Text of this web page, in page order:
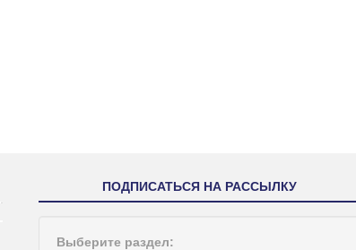
ПОДПИСАТЬСЯ НА РАССЫЛКУ
Выберите раздел: